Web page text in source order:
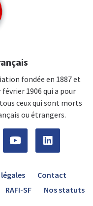
fondée en 1887 et
1906 qui a pour
ceux qui sont morts
ou étrangers.
Contact
RAFI-SF Nos statuts